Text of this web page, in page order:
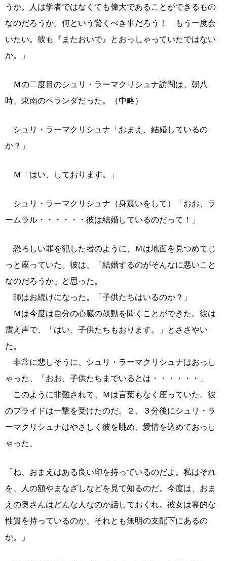
うか。人は学者ではなくても偉大であることができるもの
なのだろうか。何という驚くべき事だろう！ もう一度会
いたい。彼も『またおいで』とおっしゃっていたではない
か。」
Ｍの二度目のシュリ・ラーマクリシュナ訪問は、朝八
時、東南のベランダだった。（中略）
シュリ・ラーマクリシュナ「おまえ、結婚しているの
か？」
Ｍ「はい、しております。」
シュリ・ラーマクリシュナ（身震いをして）「おお、ラ
ームラル・・・・・・彼は結婚しているのだって！」
恐ろしい罪を犯した者のように、Ｍは地面を見つめてじ
っと座っていた。彼は、「結婚するのがそんなに悪いこと
なのだろうか」と思った。
師はお続けになった。「子供たちはいるのか？」
Ｍは今度は自分の心臓の鼓動を聞くことができた。彼は
震え声で、「はい、子供たちもおります。」とささやい
た。
非常に悲しそうに、シュリ・ラーマクリシュナはおっし
ゃった、「おお、子供たちまでいるとは・・・・・・」
このように非難されて、Ｍは言葉もなく座っていた。彼
のプライドは一撃を受けたのだ。２、３分後にシュリ・ラ
ーマクリシュナはやさしく彼を眺め、愛情を込めておっし
ゃった、
「ね、おまえはある良い印を持っているのだよ。私はそれ
を、人の額やまなざしなどを見て知るのだ。今度は、おま
えの奥さんはどんな人なのか話しておくれ。彼女は霊的な
性質を持っているのか、それとも無明の支配下にあるの
か。」